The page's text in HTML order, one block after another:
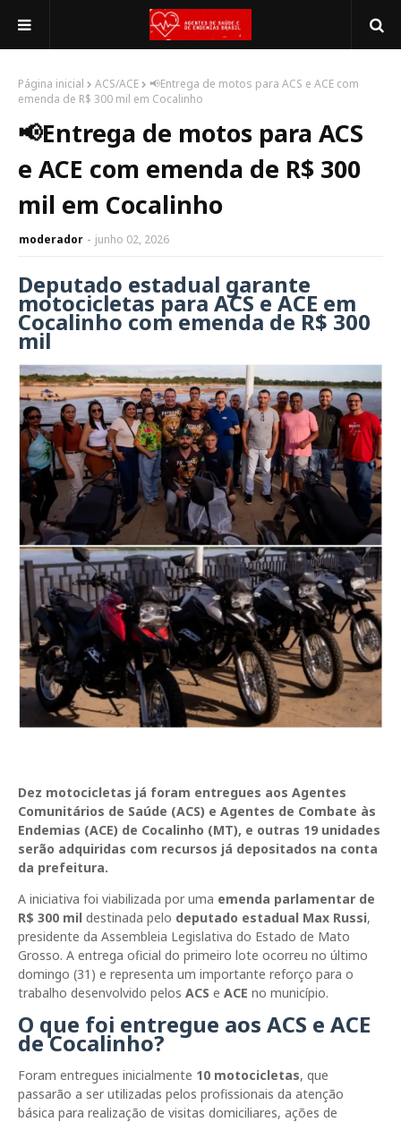
Página inicial ACS/ACE
📢Entrega de motos para ACS e ACE com
emenda de R$ 300 mil em Cocalinho
📢Entrega de motos para ACS
e ACE com emenda de R$ 300
mil em Cocalinho
moderador junho 02, 2026
Deputado estadual garante
motocicletas para ACS e ACE em
Cocalinho com emenda de R$ 300
mil
Dez motocicletas já foram entregues aos Agentes
Comunitários de Saúde (ACS) e Agentes de Combate às
Endemias (ACE) de Cocalinho (MT), e outras 19 unidades
serão adquiridas com recursos já depositados na conta
da prefeitura.
A iniciativa foi viabilizada por uma emenda parlamentar de
R$ 300 mil destinada pelo deputado estadual Max Russi,
presidente da Assembleia Legislativa do Estado de Mato
Grosso. A entrega oficial do primeiro lote ocorreu no último
domingo (31) e representa um importante reforço para o
trabalho desenvolvido pelos ACS e ACE no município.
O que foi entregue aos ACS e ACE
de Cocalinho?
Foram entregues inicialmente 10 motocicletas, que
passarão a ser utilizadas pelos profissionais da atenção
básica para realização de visitas domiciliares, ações de